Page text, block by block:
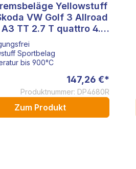
5 von 5 SternenYellowstuff
VW Golf 3 Allroad
A3 TT 2.7 T quattro 4.2
Sportbelag
bis 900°C
147,26 €*
Produktnummer: DP4680R
Zum Produkt